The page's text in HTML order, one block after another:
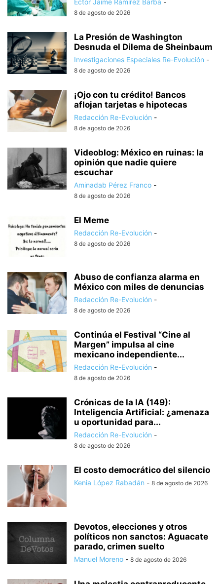
Éctor Jaime Ramírez Barba -
8 de agosto de 2026
La Presión de Washington
Desnuda el Dilema de Sheinbaum
Investigaciones Especiales Re-Evolución -
8 de agosto de 2026
¡Ojo con tu crédito! Bancos
aflojan tarjetas e hipotecas
Redacción Re-Evolución -
8 de agosto de 2026
Videoblog: México en ruinas: la
opinión que nadie quiere
escuchar
Aminadab Pérez Franco -
8 de agosto de 2026
El Meme
Redacción Re-Evolución -
8 de agosto de 2026
Abuso de confianza alarma en
México con miles de denuncias
Redacción Re-Evolución -
8 de agosto de 2026
Continúa el Festival “Cine al
Margen” impulsa al cine
mexicano independiente...
Redacción Re-Evolución -
8 de agosto de 2026
Crónicas de la IA (149):
Inteligencia Artificial: ¿amenaza
u oportunidad para...
Redacción Re-Evolución -
8 de agosto de 2026
El costo democrático del silencio
Kenia López Rabadán - 8 de agosto de 2026
Devotos, elecciones y otros
políticos non sanctos: Aguacate
parado, crimen suelto
Manuel Moreno - 8 de agosto de 2026